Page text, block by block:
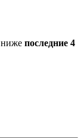
ниже последние 4